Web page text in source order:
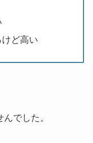
ど高い
でした。